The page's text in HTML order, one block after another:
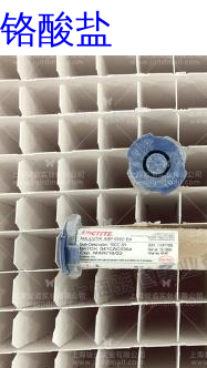
铬酸盐